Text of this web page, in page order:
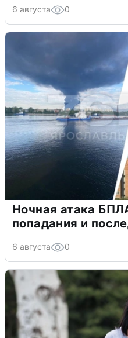
6 августа 0
Ночная атака
попадания и
6 августа 0